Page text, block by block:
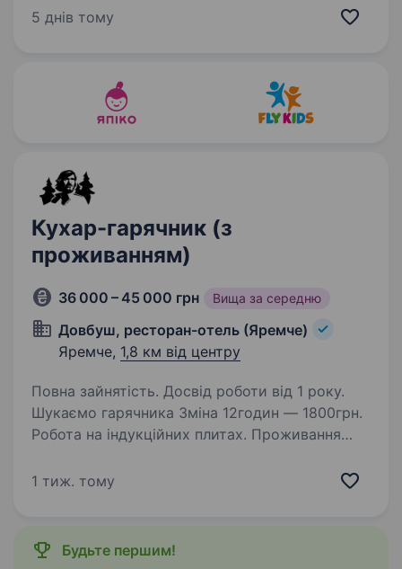
перших страв та чистку овочів. Житло
5 днів тому
Кухар-гарячник (з
проживанням)
36 000 – 45 000 грн Вища за середню
Довбуш, ресторан-отель (Яремче)
Яремче, 1,8 км від центру
Повна зайнятість. Досвід роботи від 1 року.
Шукаємо гарячника Зміна 12годин — 1800грн.
Робота на індукційних плитах. Проживання
—11:00 сніданки по меню жителям готеля
1 тиж. тому
Будьте першим!